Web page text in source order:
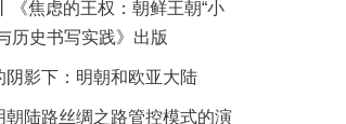
《焦虑的王权：朝鲜王朝“小
历史书写实践》出版
阴影下：明朝和欧亚大陆
朝陆路丝绸之路管控模式的演